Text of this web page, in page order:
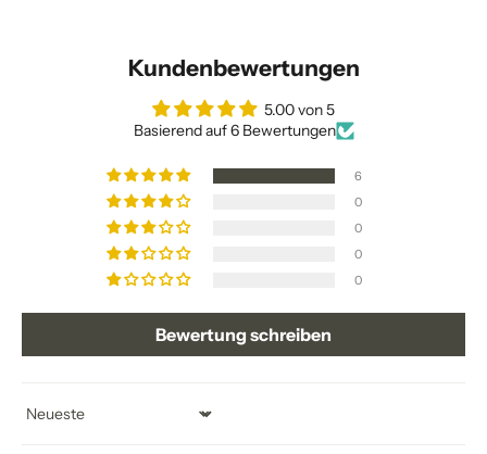
Kundenbewertungen
5.00 von 5
Basierend auf 6 Bewertungen
6
0
0
0
0
Bewertung schreiben
Sort by